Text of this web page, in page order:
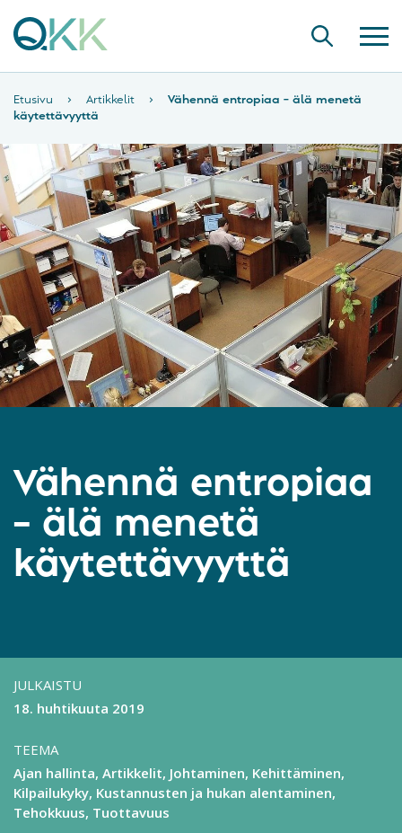
Etusivu › Artikkelit ›
Vähennä entropiaa – älä menetä
käytettävyyttä
Vähennä entropiaa
– älä menetä
käytettävyyttä
JULKAISTU
18. huhtikuuta 2019
TEEMA
Ajan hallinta Artikkelit Johtaminen Kehittäminen
Kilpailukyky Kustannusten ja hukan alentaminen
Tehokkuus Tuottavuus